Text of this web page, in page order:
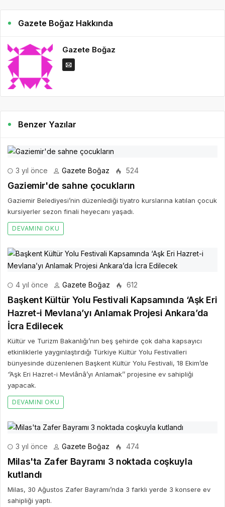
Gazete Boğaz Hakkında
Gazete Boğaz
Benzer Yazılar
3 yıl önce Gazete Boğaz 524
Gaziemir'de sahne çocukların
Gaziemir Belediyesi’nin düzenlediği tiyatro kurslarına katılan çocuk
kursiyerler sezon finali heyecanı yaşadı.
DEVAMINI OKU
4 yıl önce Gazete Boğaz 612
Başkent Kültür Yolu Festivali Kapsamında ‘Aşk Eri
Hazret-i Mevlana’yı Anlamak Projesi Ankara’da
İcra Edilecek
Kültür ve Turizm Bakanlığı’nın beş şehirde çok daha kapsayıcı
etkinliklerle yaygınlaştırdığı Türkiye Kültür Yolu Festivalleri
bünyesinde düzenlenen Başkent Kültür Yolu Festivali, 18 Ekim’de
‘’Aşk Eri Hazret-i Mevlânâ’yı Anlamak’’ projesine ev sahipliği
yapacak.
DEVAMINI OKU
3 yıl önce Gazete Boğaz 474
Milas'ta Zafer Bayramı 3 noktada coşkuyla
kutlandı
Milas, 30 Ağustos Zafer Bayramı’nda 3 farklı yerde 3 konsere ev
sahipliği yaptı.